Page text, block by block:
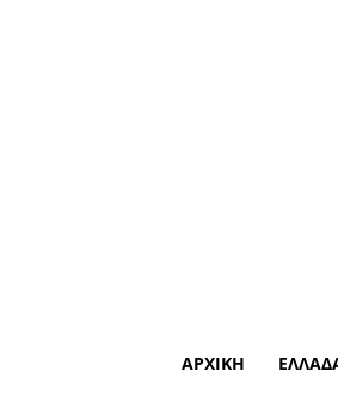
ΑΡΧΙΚΉ